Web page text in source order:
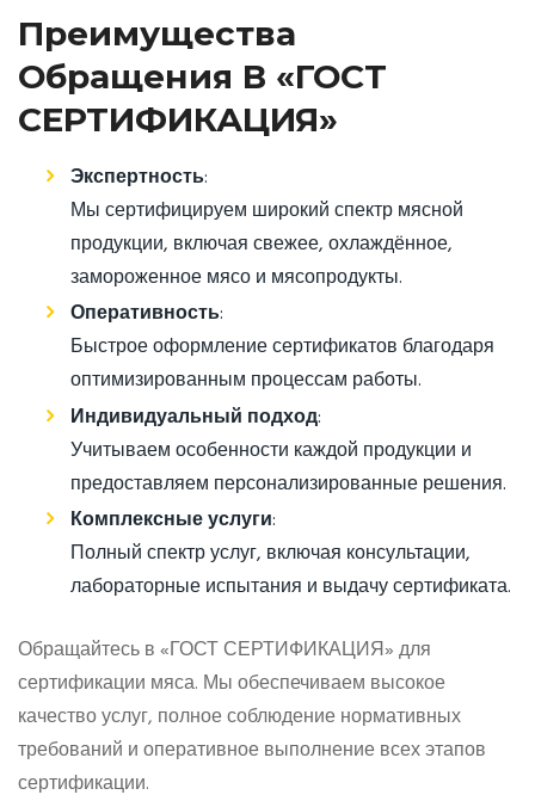
Преимущества
Обращения В «ГОСТ
СЕРТИФИКАЦИЯ»
Экспертность:
Мы сертифицируем широкий спектр мясной
продукции, включая свежее, охлаждённое,
замороженное мясо и мясопродукты.
Оперативность:
Быстрое оформление сертификатов благодаря
оптимизированным процессам работы.
Индивидуальный подход:
Учитываем особенности каждой продукции и
предоставляем персонализированные решения.
Комплексные услуги:
Полный спектр услуг, включая консультации,
лабораторные испытания и выдачу сертификата.
Обращайтесь в «ГОСТ СЕРТИФИКАЦИЯ» для
сертификации мяса. Мы обеспечиваем высокое
качество услуг, полное соблюдение нормативных
требований и оперативное выполнение всех этапов
сертификации.